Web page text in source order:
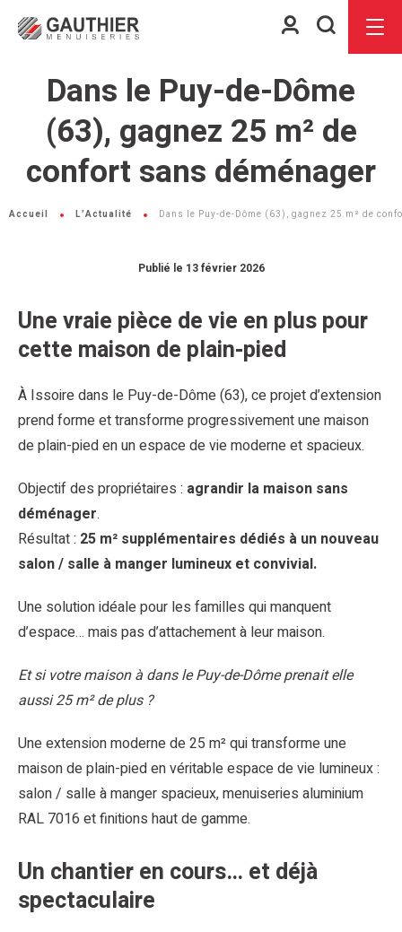
Espace
Menu
Dans le Puy-de-Dôme
(63), gagnez 25 m² de
confort sans déménager
Accueil L’Actualité Dans le Puy-de-Dôme (63), gagnez 25 m² de
Publié le 13 février 2026
Une vraie pièce de vie en plus pour
cette maison de plain-pied
À Issoire dans le Puy-de-Dôme (63), ce projet d’extension
prend forme et transforme progressivement une maison
de plain-pied en un espace de vie moderne et spacieux.
Objectif des propriétaires : agrandir la maison sans
déménager.
Résultat : 25 m² supplémentaires dédiés à un nouveau
salon / salle à manger lumineux et convivial.
Une solution idéale pour les familles qui manquent
d’espace… mais pas d’attachement à leur maison.
Et si votre maison à dans le Puy-de-Dôme prenait elle
aussi 25 m² de plus ?
Une extension moderne de 25 m² qui transforme une
maison de plain-pied en véritable espace de vie lumineux :
salon / salle à manger spacieux, menuiseries aluminium
RAL 7016 et finitions haut de gamme.
Un chantier en cours… et déjà
spectaculaire